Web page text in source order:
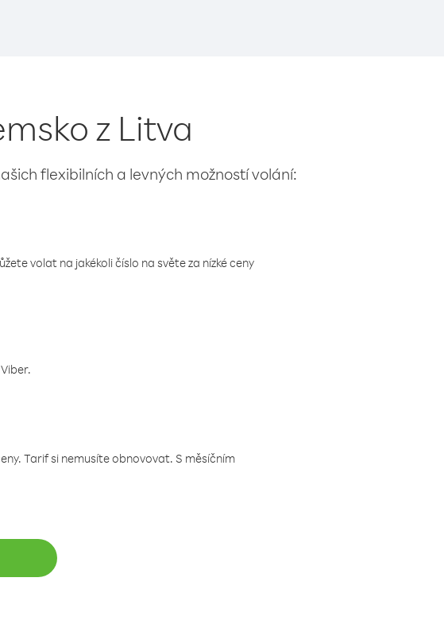
z Litva
flexibilních a levných možností volání:
volat na jakékoli číslo na světe za nízké ceny
Tarif si nemusíte obnovovat. S měsíčním